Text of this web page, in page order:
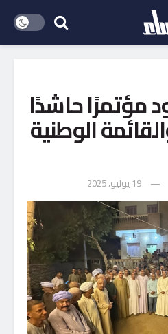
مؤتمرًا حاشدًا
الوطنية
19 يوليو، 2025